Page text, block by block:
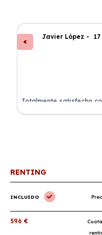
Javier López -
Totalmente satisfecho
El coche llegó a tiempo
RENTING
INCLUIDO
596 €